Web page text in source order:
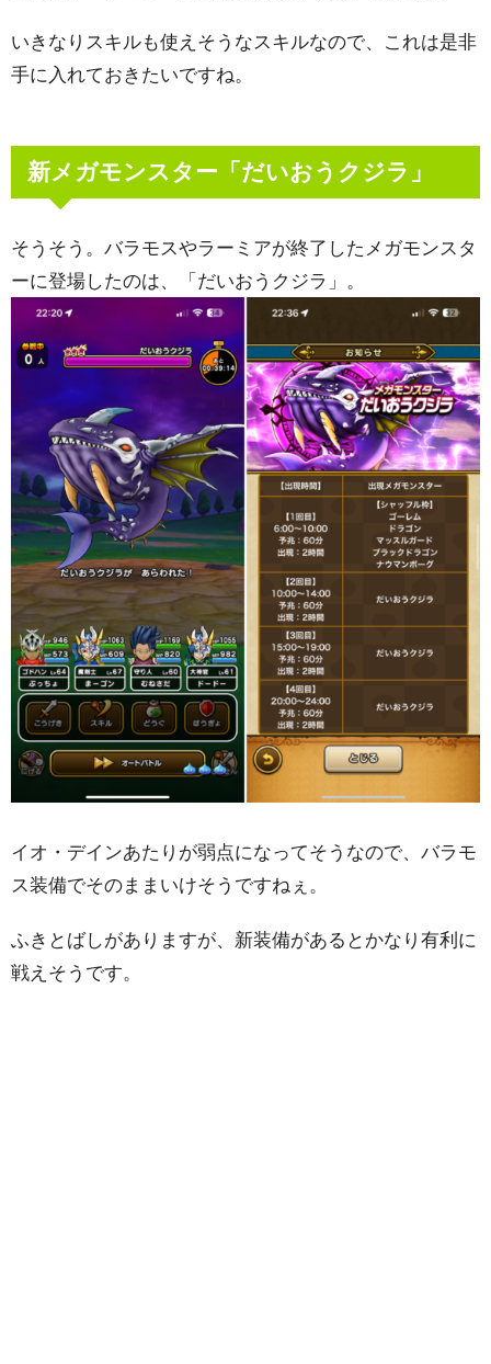
いきなりスキルも使えそうなスキルなので、これは是非
手に入れておきたいですね。
新メガモンスター「だいおうクジラ」
そうそう。バラモスやラーミアが終了したメガモンスタ
ーに登場したのは、「だいおうクジラ」。
イオ・デインあたりが弱点になってそうなので、バラモ
ス装備でそのままいけそうですねぇ。
ふきとばしがありますが、新装備があるとかなり有利に
戦えそうです。